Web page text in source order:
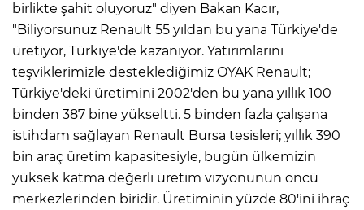
birlikte şahit oluyoruz" diyen Bakan Kacır,
"Biliyorsunuz Renault 55 yıldan bu yana Türkiye'de
üretiyor, Türkiye'de kazanıyor. Yatırımlarını
teşviklerimizle desteklediğimiz OYAK Renault;
Türkiye'deki üretimini 2002'den bu yana yıllık 100
binden 387 bine yükseltti. 5 binden fazla çalışana
istihdam sağlayan Renault Bursa tesisleri; yıllık 390
bin araç üretim kapasitesiyle, bugün ülkemizin
yüksek katma değerli üretim vizyonunun öncü
merkezlerinden biridir. Üretiminin yüzde 80'ini ihraç